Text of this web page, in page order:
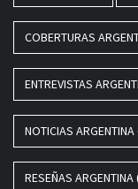
COBERTURAS
ENTREVISTAS
NOTICIAS ARGENTINA
RESEÑAS ARGENTINA